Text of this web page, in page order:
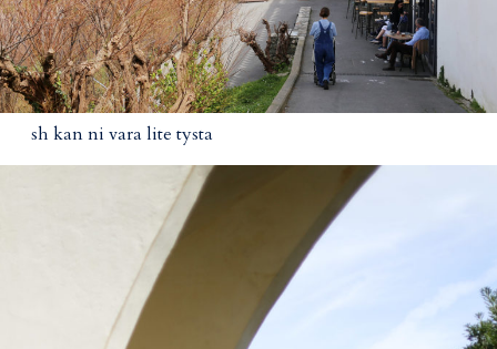
sh kan ni vara lite tysta